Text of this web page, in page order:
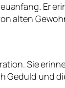
Er
alten
Sie
Geduld und